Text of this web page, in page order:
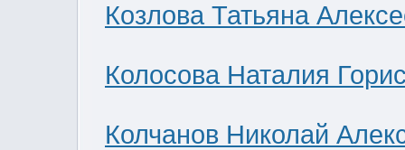
Козлова Татьяна
Колосова Наталия
Колчанов Николай